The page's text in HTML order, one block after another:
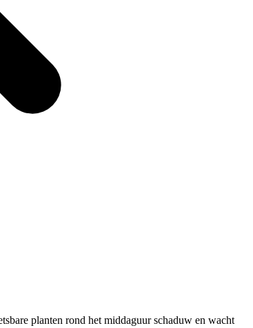
planten rond het middaguur schaduw en wacht